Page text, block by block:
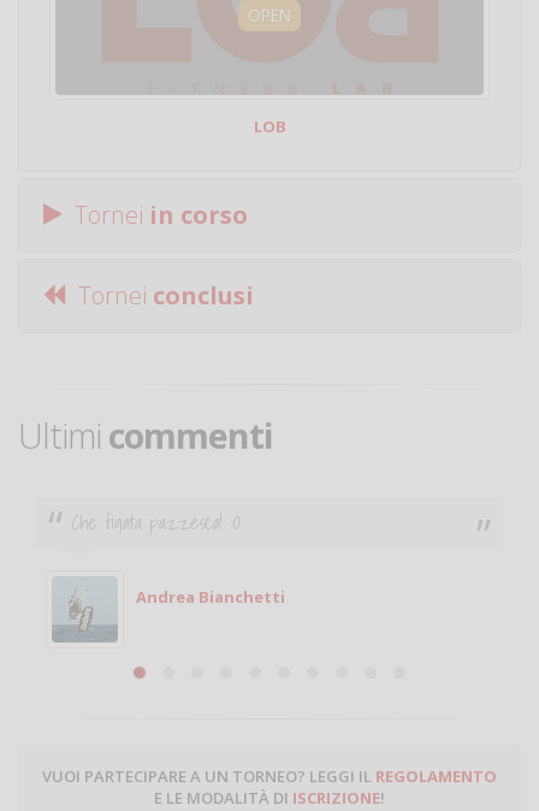
OPEN
LOB
Tornei in corso
Tornei conclusi
Ultimi commenti
Ciao. Sono a Treviglio da poco e vorrei tornare a
giocare. Se sei in zona e puoi giocare fammi sapere.
Michele
Michele Miglionico
VUOI PARTECIPARE A UN TORNEO? LEGGI IL REGOLAMENTO
E LE MODALITÀ DI ISCRIZIONE!